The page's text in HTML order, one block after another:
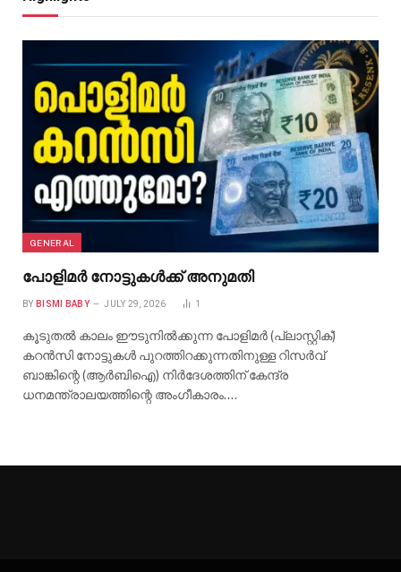
GENERAL
പോളിമർ നോട്ടുകൾക്ക് അനുമതി
BY BISMI BABY JULY 29, 2026 1
കൂടുതൽ കാലം ഈടുനിൽക്കുന്ന പോളിമർ (പ്ലാസ്റ്റിക്)
കറൻസി നോട്ടുകൾ പുറത്തിറക്കുന്നതിനുള്ള റിസർവ്
ബാങ്കിന്റെ (ആർബിഐ) നിർദേശത്തിന് കേന്ദ്ര
ധനമന്ത്രാലയത്തിന്റെ അംഗീകാരം.…